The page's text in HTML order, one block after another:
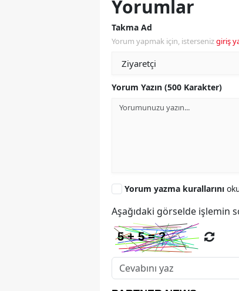
Yorumlar
Takma Ad
Yorum yapmak için, istersenizgiriş
Yorum Yazın (500 Karakter)
Yorum yazma kurallarını
Aşağıdaki görselde işlemin